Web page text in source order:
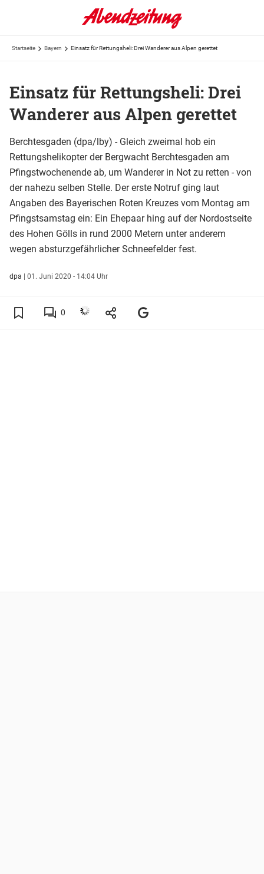
Startseite Bayern Einsatz für Rettungsheli: Drei Wanderer aus Alpen gerettet
Einsatz für Rettungsheli: Drei
Wanderer aus Alpen gerettet
Berchtesgaden (dpa/lby) - Gleich zweimal hob ein
Rettungshelikopter der Bergwacht Berchtesgaden am
Pfingstwochenende ab, um Wanderer in Not zu retten - von
der nahezu selben Stelle. Der erste Notruf ging laut
Angaben des Bayerischen Roten Kreuzes vom Montag am
Pfingstsamstag ein: Ein Ehepaar hing auf der Nordostseite
des Hohen Gölls in rund 2000 Metern unter anderem
wegen absturzgefährlicher Schneefelder fest.
dpa | 01. Juni 2020 - 14:04 Uhr
0